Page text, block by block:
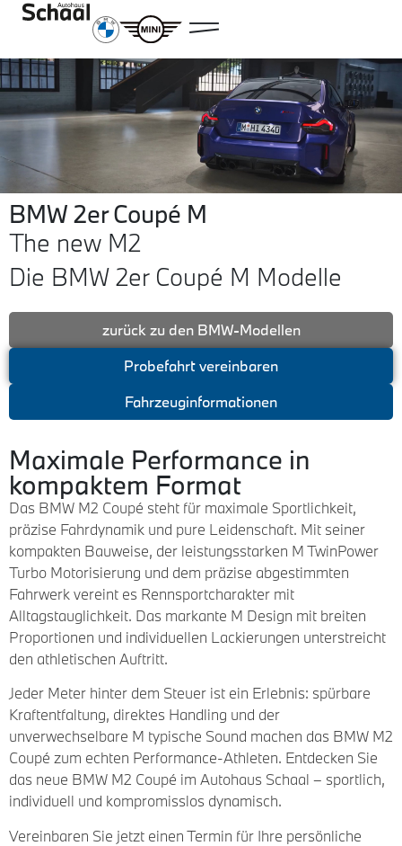
BMW 2er Coupé M
The new M2
Die BMW 2er Coupé M Modelle
zurück zu den BMW-Modellen
Probefahrt vereinbaren
Fahrzeuginformationen
Maximale Performance in
kompaktem Format
Das BMW M2 Coupé steht für maximale Sportlichkeit,
präzise Fahrdynamik und pure Leidenschaft. Mit seiner
kompakten Bauweise, der leistungsstarken M TwinPower
Turbo Motorisierung und dem präzise abgestimmten
Fahrwerk vereint es Rennsportcharakter mit
Alltagstauglichkeit. Das markante M Design mit breiten
Proportionen und individuellen Lackierungen unterstreicht
den athletischen Auftritt.
Jeder Meter hinter dem Steuer ist ein Erlebnis: spürbare
Kraftentfaltung, direktes Handling und der
unverwechselbare M typische Sound machen das BMW M2
Coupé zum echten Performance-Athleten. Entdecken Sie
das neue BMW M2 Coupé im Autohaus Schaal – sportlich,
individuell und kompromisslos dynamisch.
Vereinbaren Sie jetzt einen Termin für Ihre persönliche